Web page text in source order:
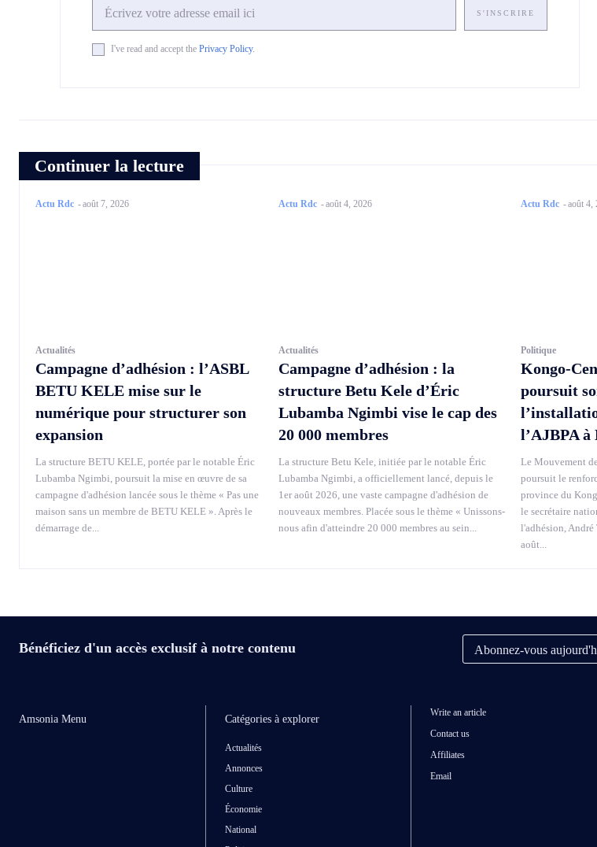
S'INSCRIRE
I've read and accept the Privacy Policy.
Continuer la lecture
Actu Rdc -août 7, 2026
Actualités
Campagne d’adhésion : l’ASBL
BETU KELE mise sur le
numérique pour structurer son
expansion
La structure BETU KELE, portée par le notable Éric
Lubamba Ngimbi, poursuit la mise en œuvre de sa
campagne d'adhésion lancée sous le thème « Pas une
maison sans un membre de BETU KELE ». Après le
démarrage de...
Actu Rdc -août 4, 2026
Actualités
Campagne d’adhésion : la
structure Betu Kele d’Éric
Lubamba Ngimbi vise le cap des
20 000 membres
La structure Betu Kele, initiée par le notable Éric
Lubamba Ngimbi, a officiellement lancé, depuis le
1er août 2026, une vaste campagne d'adhésion de
nouveaux membres. Placée sous le thème « Unissons-
nous afin d'atteindre 20 000 membres au sein...
Actu Rdc -août 4,
Politique
Kongo-
poursuit
l’AJBPA à
Le Mouvement
poursuit le
province du
le secrétaire
l'adhésion, André
août...
Bénéficiez d'un accès exclusif à notre contenu Abonnez-vous
Amsonia Menu Catégories à explorer
Actualités
Annonces
Culture
Économie
National
Write an article
Contact us
Affiliates
Email